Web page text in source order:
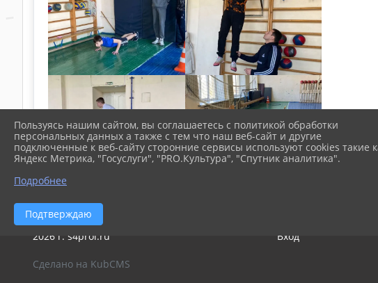
2026 г. s4prol.ru Вход
Сделано на KubCMS
Пользуясь нашим сайтом, вы соглашаетесь с политикой обработки
персональных данных а также с тем что наш веб-сайт и другие
подключенные к веб-сайту сторонние сервисы используют cookies такие
Яндекс Метрика, "Госуслуги", "PRO.Культура", "Спутник аналитика".
Подробнее
Подтверждаю